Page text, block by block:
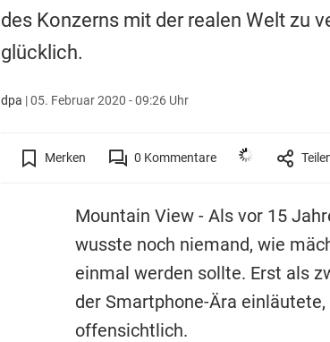
des Konzerns mit der realen Welt zu
glücklich.
dpa |05. Februar 2020 - 09:26 Uhr
Merken 0 Kommentare
Mountain View - Als vor 15
wusste noch niemand, wie
einmal werden sollte. Erst als
der Smartphone-Ära
offensichtlich.